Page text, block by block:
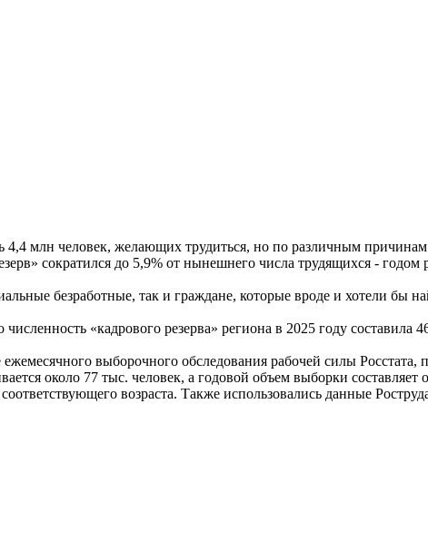
4,4 млн человек, желающих трудиться, но по различным
сократился до 5,9% от нынешнего числа трудящихся - годом
безработные, так и граждане, которые вроде и хотели бы
численность «кадрового резерва» региона в 2025 году
выборочного обследования рабочей силы
около 77 тыс. человек, а годовой объем выборки
возраста. Также использовались данные